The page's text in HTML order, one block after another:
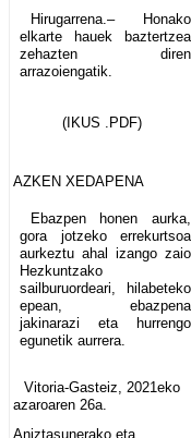
Hirugarrena.– Honako
elkarte hauek baztertzea
zehazten diren
arrazoiengatik.
(IKUS .PDF)
AZKEN XEDAPENA
Ebazpen honen aurka,
gora jotzeko errekurtsoa
aurkeztu ahal izango zaio
Hezkuntzako
sailburuordeari, hilabeteko
epean, ebazpena
jakinarazi eta hurrengo
egunetik aurrera.
Vitoria-Gasteiz, 2021eko
azaroaren 26a.
Aniztasunerako eta